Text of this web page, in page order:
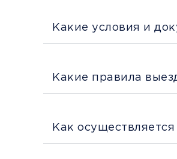
Какие условия и
Какие правила
Как